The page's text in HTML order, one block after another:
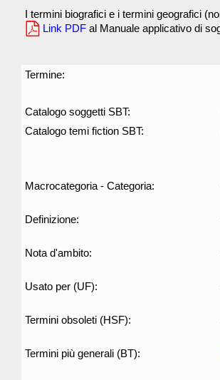
I termini biografici e i termini geografici
Link PDF al Manuale applicativo di
Termine:
Catalogo soggetti SBT:
Catalogo temi fiction SBT:
Macrocategoria - Categoria:
Definizione:
Nota d'ambito:
Usato per (UF):
Termini obsoleti (HSF):
Termini più generali (BT):